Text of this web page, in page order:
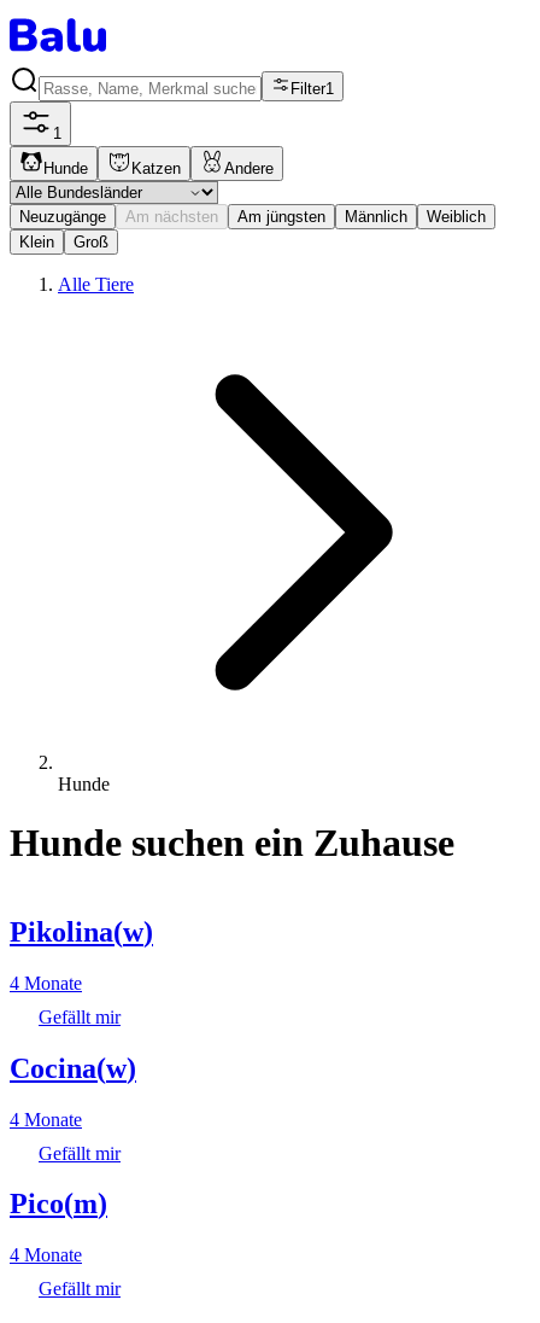
Filter1
1
Hunde
Katzen Andere
Neuzugänge Am nächsten Am jüngsten Männlich
Weiblich
Klein
Groß
Alle Tiere
Hunde
Hunde suchen ein Zuhause
Pikolina(w)
4 Monate
Gefällt mir
Cocina(w)
4 Monate
Gefällt mir
Pico(m)
4 Monate
Gefällt mir